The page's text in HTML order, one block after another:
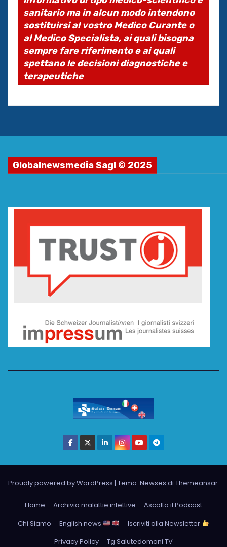
sanitario ma in alcun modo intendono
sostituirsi al vostro Medico Curante o
al Medico Specialista, ai quali bisogna
sempre fare riferimento e ai quali
spettano le decisioni diagnostiche e
terapeutiche
Globalnewsmedia Sagl © 2025
Proudly powered by WordPress | Tema: Newses di Themeansar.
Home Archivio malattie infettive
Ascolta il Podcast
Chi Siamo
English news
Iscriviti alla Newsletter
Privacy Policy
Tg Salutedomani TV